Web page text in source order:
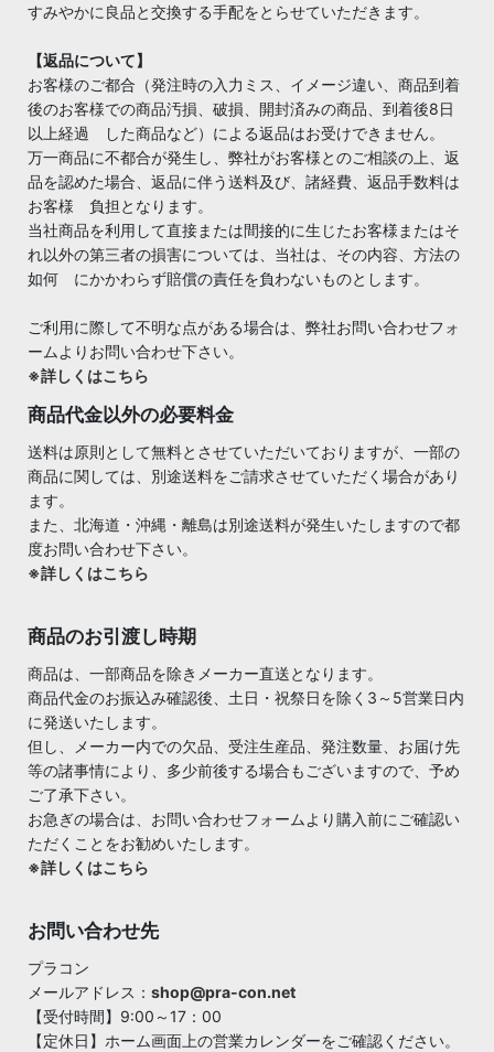
すみやかに良品と交換する手配をとらせていただきます。
【返品について】
お客様のご都合（発注時の入力ミス、イメージ違い、商品到着
後のお客様での商品汚損、破損、開封済みの商品、到着後8日
以上経過 した商品など）による返品はお受けできません。
万一商品に不都合が発生し、弊社がお客様とのご相談の上、返
品を認めた場合、返品に伴う送料及び、諸経費、返品手数料は
お客様 負担となります。
当社商品を利用して直接または間接的に生じたお客様またはそ
れ以外の第三者の損害については、当社は、その内容、方法の
如何 にかかわらず賠償の責任を負わないものとします。
ご利用に際して不明な点がある場合は、弊社お問い合わせフォ
ームよりお問い合わせ下さい。
※詳しくはこちら
商品代金以外の必要料金
送料は原則として無料とさせていただいておりますが、一部の
商品に関しては、別途送料をご請求させていただく場合があり
ます。
また、北海道・沖縄・離島は別途送料が発生いたしますので都
度お問い合わせ下さい。
※詳しくはこちら
商品のお引渡し時期
商品は、一部商品を除きメーカー直送となります。
商品代金のお振込み確認後、土日・祝祭日を除く3～5営業日内
に発送いたします。
但し、メーカー内での欠品、受注生産品、発注数量、お届け先
等の諸事情により、多少前後する場合もございますので、予め
ご了承下さい。
お急ぎの場合は、お問い合わせフォームより購入前にご確認い
ただくことをお勧めいたします。
※詳しくはこちら
お問い合わせ先
プラコン
メールアドレス： shop@pra-con.net
【受付時間】9:00～17：00
【定休日】ホーム画面上の営業カレンダーをご確認ください。